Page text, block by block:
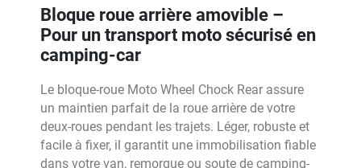
Bloque roue arrière amovible –
Pour un transport moto sécurisé en
camping-car
Le bloque-roue Moto Wheel Chock Rear assure
un maintien parfait de la roue arrière de votre
deux-roues pendant les trajets. Léger, robuste et
facile à fixer, il garantit une immobilisation fiable
dans votre van, remorque ou soute de camping-